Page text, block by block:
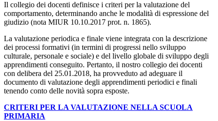
Il collegio dei docenti definisce i criteri per la valutazione del
comportamento, determinando anche le modalità di espressione del
giudizio (nota MIUR 10.10.2017 prot. n. 1865).
La valutazione periodica e finale viene integrata con la descrizione
dei processi formativi (in termini di progressi nello sviluppo
culturale, personale e sociale) e del livello globale di sviluppo degli
apprendimenti conseguito. Pertanto, il nostro collegio dei docenti
con delibera del 25.01.2018, ha provveduto ad adeguare il
documento di valutazione degli apprendimenti periodici e finali
tenendo conto delle novità sopra esposte.
CRITERI PER LA VALUTAZIONE NELLA SCUOLA
PRIMARIA